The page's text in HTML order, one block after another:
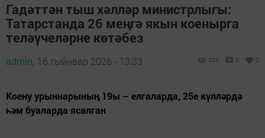
Гадәттән тыш хәлләр министрлыгы:
Татарстанда 26 меңгә якын коенырга
теләүчеләрне көтәбез
admin, 16 гыйнвар 2026 - 13:33 201 0 0
Коену урыннарының 19ы – елгаларда, 25е күлләрдә
һәм буаларда ясалган